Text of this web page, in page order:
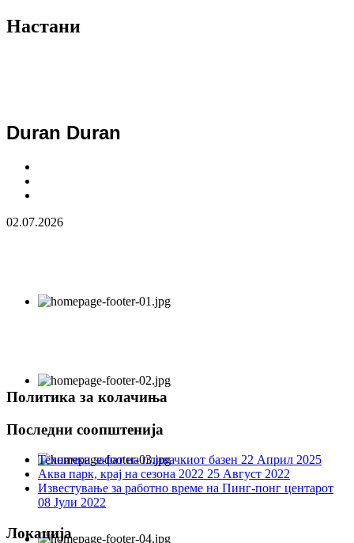
Настани
Duran Duran
02.07.2026
Политика за колачиња
Последни соопштенија
Технички зафат на пливачкиот базен 22 Април 2025
Аква парк, крај на сезона 2022 25 Август 2022
Известување за работно време на Пинг-понг центарот
08 Јули 2022
Локација